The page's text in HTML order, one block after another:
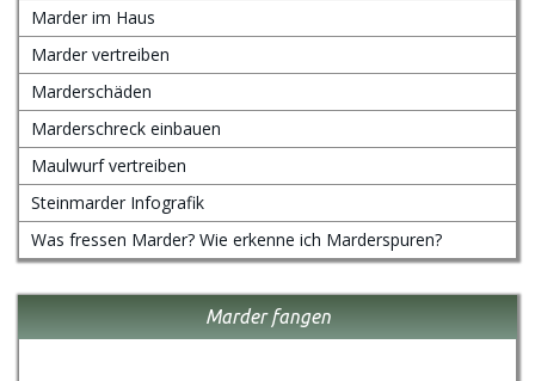
Marder im Haus
Marder vertreiben
Marderschäden
Marderschreck einbauen
Maulwurf vertreiben
Steinmarder Infografik
Was fressen Marder? Wie erkenne ich Marderspuren?
Marder fangen